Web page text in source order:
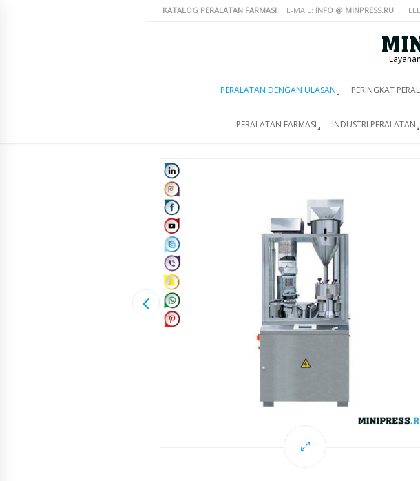
KATALOG PERALATAN FARMASI E-MAIL: INFO @ MINPRESS.RU
PERALATAN DENGAN ULASAN PERINGKAT
PERALATAN FARMASI INDUSTRI PERALATAN